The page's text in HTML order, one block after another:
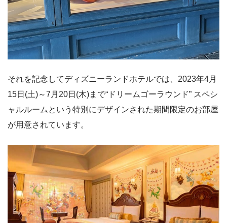
それを記念してディズニーランドホテルでは、2023年4月
15日(土)～7月20日(木)まで“ドリームゴーラウンド” スペシ
ャルルームという特別にデザインされた期間限定のお部屋
が用意されています。